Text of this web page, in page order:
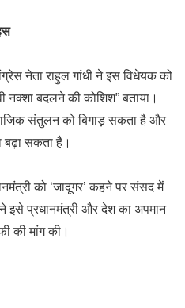
नेता राहुल गांधी ने इस विधेयक को
नक्शा बदलने की कोशिश” बताया।
संतुलन को बिगाड़ सकता है और
बढ़ा सकता है।
को ‘जादूगर’ कहने पर संसद में
इसे प्रधानमंत्री और देश का अपमान
की मांग की।